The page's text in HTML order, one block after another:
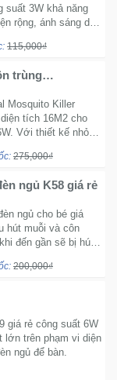
suất 3W khả năng
rộng, ánh sáng dịu
115,000₫
trùng
Killer G575
Mosquito Killer
tích 16M2 cho
Với thiết kế nhỏ
275,000₫
ngủ K58 giá rẻ
ngủ cho bé giá
hút muỗi và côn
đến gần sẽ bị hút
200,000₫
giá rẻ công suất 6W
lớn trên phạm vi diện
ngủ để bàn.